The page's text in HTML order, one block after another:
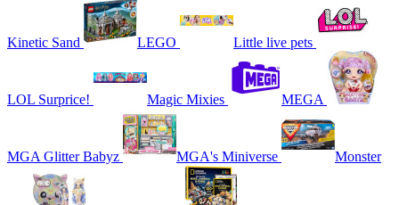
Kinetic Sand LEGO Little live pets
LOL Surprice! Magic Mixies MEGA
MGA Glitter Babyz MGA's Miniverse Monster